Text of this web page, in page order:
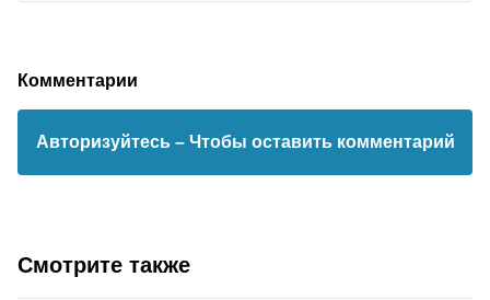
Комментарии
Авторизуйтесь – Чтобы оставить комментарий
Смотрите также